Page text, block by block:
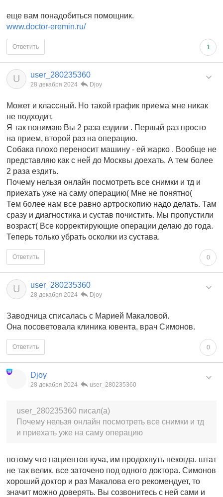
еще вам понадобиться помощник.
www.doctor-eremin.ru/
1
Ответить
U user_280235360
28 декабря 2024 Djoy
Может и классный. Но такой график приема мне никак
не подходит.
Я так понимаю Вы 2 раза ездили . Первый раз просто
на прием, второй раз на операцию.
Собака плохо переносит машину - ей жарко . Вообще не
представляю как с ней до Москвы доехать. А тем более
2 раза ездить.
Почему нельзя онлайн посмотреть все снимки и тд и
приехать уже на саму операцию( Мне не понятно(
Тем более нам все равно артроскопию надо делать. Там
сразу и диагностика и сустав почистить. Мы пропустили
возраст( Все корректирующие операции делаю до года.
Теперь только убрать осколки из сустава.
0
Ответить
U user_280235360
28 декабря 2024 Djoy
Заводчица списалась с Марией Макаловой.
Она посоветовала клиника ювента, врач Симонов.
0
Ответить
Djoy
28 декабря 2024 user_280235360
user_280235360 писал(а)
Почему нельзя онлайн посмотреть все снимки и тд
и приехать уже на саму операцию
потому что пациентов куча, им продохнуть некогда. штат
не так велик. все заточено под одного доктора. Симонов
хороший доктор и раз Макалова его рекомендует, то
значит можно доверять. Вы созвонитесь с ней сами и